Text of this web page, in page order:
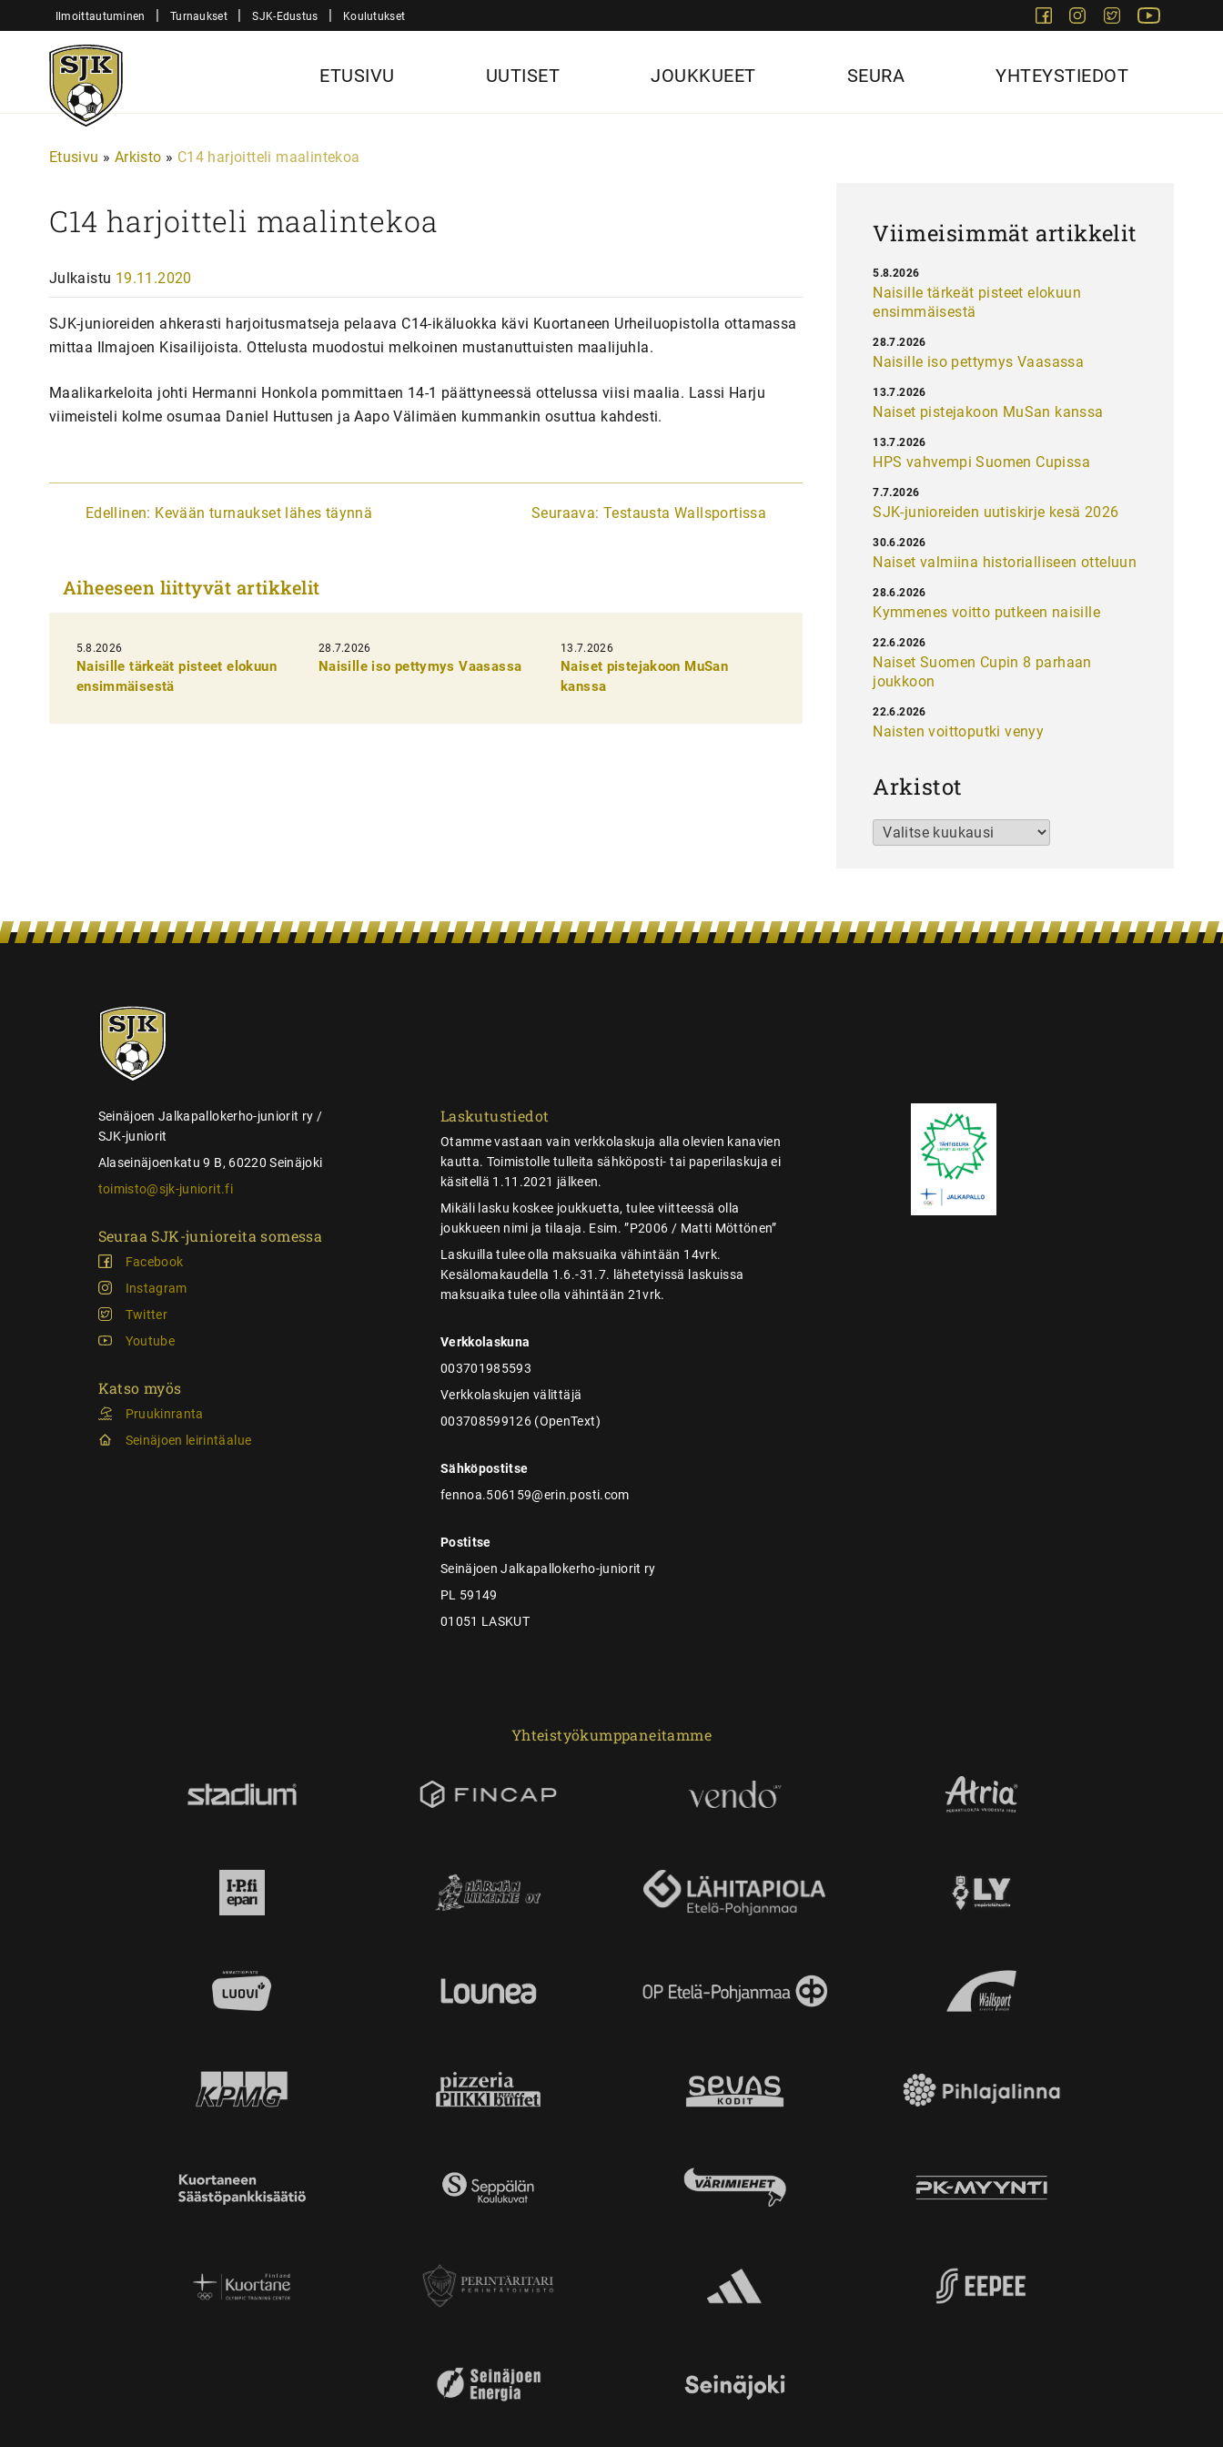
sisältöön
Ilmoittautuminen | Turnaukset | SJK-Edustus | Koulutukset FacebookInstagram
Twitter
Sjk-
Juniorit
ETUSIVU UUTISET JOUKKUEET SEURA YHTEYSTIEDOT
Etusivu » Arkisto » C14 harjoitteli maalintekoa
C14 harjoitteli maalintekoa
Julkaistu 19.11.2020
SJK-junioreiden ahkerasti harjoitusmatseja pelaava C14-ikäluokka kävi Kuortaneen Urheiluopistolla ottamassa
mittaa Ilmajoen Kisailijoista. Ottelusta muodostui melkoinen mustanuttuisten maalijuhla.
Maalikarkeloita johti Hermanni Honkola pommittaen 14-1 päättyneessä ottelussa viisi maalia. Lassi Harju
viimeisteli kolme osumaa Daniel Huttusen ja Aapo Välimäen kummankin osuttua kahdesti.
A
i
k
e
u
Edellinen: Kevään turnaukset lähes täynnä Seuraava: Testausta Wallsportissa
Aiheeseen liittyvät artikkelit
5.8.2026
Naisille tärkeät pisteet elokuun
ensimmäisestä
28.7.2026
Naisille iso pettymys Vaasassa
13.7.2026
Naiset pistejakoon MuSan
kanssa
Viimeisimmät artikkelit
Naisille tärkeät pisteet elokuun
ensimmäisestä
5.8.2026
Naisille iso pettymys Vaasassa
28.7.2026
Naiset pistejakoon MuSan kanssa
13.7.2026
HPS vahvempi Suomen Cupissa
13.7.2026
SJK-junioreiden uutiskirje kesä 2026
7.7.2026
Naiset valmiina historialliseen otteluun
30.6.2026
Kymmenes voitto putkeen naisille
28.6.2026
Naiset Suomen Cupin 8 parhaan
joukkoon
22.6.2026
Naisten voittoputki venyy
22.6.2026
Arkistot
Arkistot
SJK-
juniorit
Seinäjoen Jalkapallokerho-juniorit ry /
SJK-juniorit
Alaseinäjoenkatu 9 B, 60220 Seinäjoki
toimisto@sjk-juniorit.fi
Seuraa SJK-junioreita somessa
Facebook
Instagram
Twitter
Youtube
Katso myös
Pruukinranta
Seinäjoen leirintäalue
Laskutustiedot
Otamme vastaan vain verkkolaskuja alla olevien kanavien
kautta. Toimistolle tulleita sähköposti- tai paperilaskuja ei
käsitellä 1.11.2021 jälkeen.
Mikäli lasku koskee joukkuetta, tulee viitteessä olla
joukkueen nimi ja tilaaja. Esim. ”P2006 / Matti Möttönen”
Laskuilla tulee olla maksuaika vähintään 14vrk.
Kesälomakaudella 1.6.-31.7. lähetetyissä laskuissa
maksuaika tulee olla vähintään 21vrk.
Verkkolaskuna
003701985593
Verkkolaskujen välittäjä
003708599126 (OpenText)
Sähköpostitse
fennoa.506159@erin.posti.com
Postitse
Seinäjoen Jalkapallokerho-juniorit ry
PL 59149
01051 LASKUT
Yhteistyökumppaneitamme